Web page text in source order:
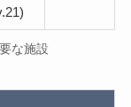
な施設